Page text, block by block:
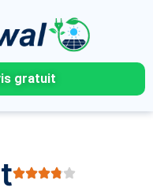
gratuit